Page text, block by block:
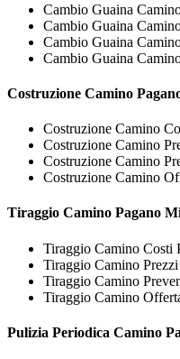
Cambio Guaina
Cambio Guaina
Cambio Guaina
Cambio Guaina
Costruzione Camino
Costruzione Camino
Costruzione Camino
Costruzione Camino
Costruzione Camino
Tiraggio Camino Pagano
Tiraggio Camino Costi
Tiraggio Camino
Tiraggio Camino
Tiraggio Camino
Pulizia Periodica Camino